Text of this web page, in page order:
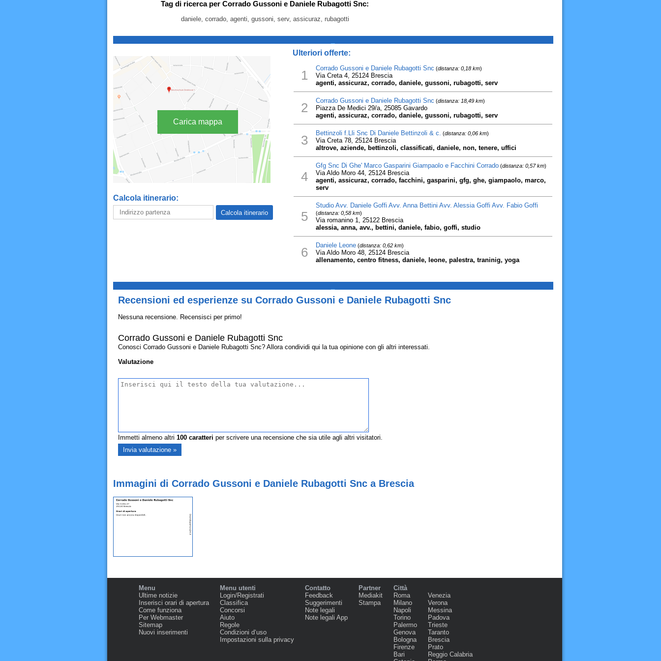
Tag di ricerca per Corrado Gussoni e Daniele Rubagotti Snc:
daniele, corrado, agenti, gussoni, serv, assicuraz, rubagotti
Carica mappa
Calcola itinerario:
Ulteriori offerte:
1 Corrado Gussoni e Daniele Rubagotti Snc (distanza: 0,18 km)
Via Creta 4, 25124 Brescia
agenti, assicuraz, corrado, daniele, gussoni, rubagotti, serv
2 Corrado Gussoni e Daniele Rubagotti Snc (distanza: 18,49 km)
Piazza De Medici 29/a, 25085 Gavardo
agenti, assicuraz, corrado, daniele, gussoni, rubagotti, serv
3 Bettinzoli f.Lli Snc Di Daniele Bettinzoli & c. (distanza: 0,06 km)
Via Creta 78, 25124 Brescia
altrove, aziende, bettinzoli, classificati, daniele, non, tenere, uffici
4
Gfg Snc Di Ghe' Marco Gasparini Giampaolo e Facchini Corrado(distanza: 0,57 km)
Via Aldo Moro 44, 25124 Brescia
agenti, assicuraz, corrado, facchini, gasparini, gfg, ghe, giampaolo, marco,
serv
5
Studio Avv. Daniele Goffi Avv. Anna Bettini Avv. Alessia Goffi Avv. Fabio Goffi
(distanza: 0,58 km)
Via romanino 1, 25122 Brescia
alessia, anna, avv., bettini, daniele, fabio, goffi, studio
6 Daniele Leone(distanza: 0,62 km)
Via Aldo Moro 48, 25124 Brescia
allenamento, centro fitness, daniele, leone, palestra, traninig, yoga
Recensioni ed esperienze su Corrado Gussoni e Daniele Rubagotti Snc
Nessuna recensione. Recensisci per primo!
Corrado Gussoni e Daniele Rubagotti Snc
Conosci Corrado Gussoni e Daniele Rubagotti Snc? Allora condividi qui la tua opinione con gli altri interessati.
Valutazione
Immetti almeno altri 100caratteri per scrivere una recensione che sia utile agli altri visitatori.
Immagini di Corrado Gussoni e Daniele Rubagotti Snc a Brescia
Menu
Ultime notizie
Inserisci orari di apertura
Come funziona
Per Webmaster
Sitemap
Nuovi inserimenti
Menu utenti
Login/Registrati
Classifica
Concorsi
Aiuto
Regole
Condizioni d‘uso
Impostazioni sulla privacy
Contatto
Feedback
Suggerimenti
Note legali
Note legali App
Partner
Mediakit
Stampa
Città
Roma
Milano
Napoli
Torino
Palermo
Genova
Bologna
Firenze
Bari
Venezia
Verona
Messina
Padova
Trieste
Taranto
Brescia
Prato
Reggio Calabria